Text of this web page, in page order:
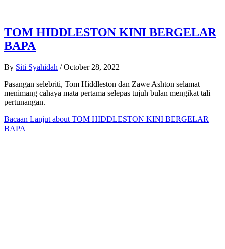
TOM HIDDLESTON KINI BERGELAR
BAPA
By Siti Syahidah / October 28, 2022
Pasangan selebriti, Tom Hiddleston dan Zawe Ashton selamat
menimang cahaya mata pertama selepas tujuh bulan mengikat tali
pertunangan.
Bacaan Lanjut about TOM HIDDLESTON KINI BERGELAR
BAPA